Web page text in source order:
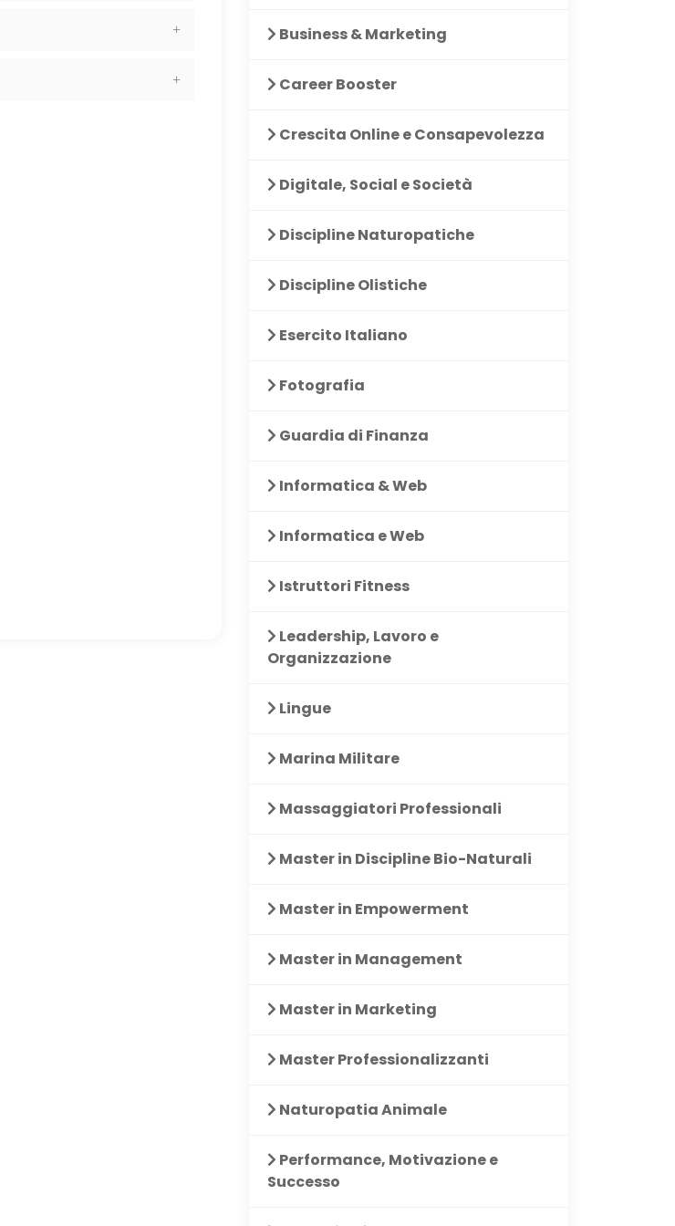
Business & Marketing
Career Booster
Crescita Online e Consapevolezza
Digitale, Social e Società
Discipline Naturopatiche
Discipline Olistiche
Esercito Italiano
Fotografia
Guardia di Finanza
Informatica & Web
Informatica e Web
Istruttori Fitness
Leadership, Lavoro e
Organizzazione
Lingue
Marina Militare
Massaggiatori Professionali
Master in Discipline Bio-Naturali
Master in Empowerment
Master in Management
Master in Marketing
Master Professionalizzanti
Naturopatia Animale
Performance, Motivazione e
Successo